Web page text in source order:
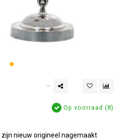
Op voorraad (8)
nieuw origineel nagemaakt